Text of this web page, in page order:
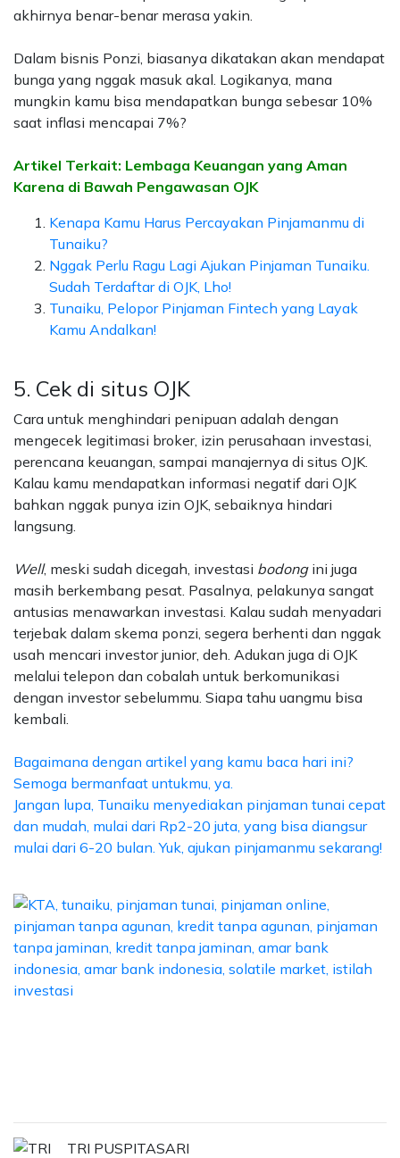
akhirnya benar-benar merasa yakin.
Dalam bisnis Ponzi, biasanya dikatakan akan mendapat
bunga yang nggak masuk akal. Logikanya, mana
mungkin kamu bisa mendapatkan bunga sebesar 10%
saat inflasi mencapai 7%?
Artikel Terkait: Lembaga Keuangan yang Aman
Karena di Bawah Pengawasan OJK
Kenapa Kamu Harus Percayakan Pinjamanmu di
Tunaiku?
Nggak Perlu Ragu Lagi Ajukan Pinjaman Tunaiku.
Sudah Terdaftar di OJK, Lho!
Tunaiku, Pelopor Pinjaman Fintech yang Layak
Kamu Andalkan!
5. Cek di situs OJK
Cara untuk menghindari penipuan adalah dengan
mengecek legitimasi broker, izin perusahaan investasi,
perencana keuangan, sampai manajernya di situs OJK.
Kalau kamu mendapatkan informasi negatif dari OJK
bahkan nggak punya izin OJK, sebaiknya hindari
langsung.
Well, meski sudah dicegah, investasi bodongini juga
masih berkembang pesat. Pasalnya, pelakunya sangat
antusias menawarkan investasi. Kalau sudah menyadari
terjebak dalam skema ponzi, segera berhenti dan nggak
usah mencari investor junior, deh. Adukan juga di OJK
melalui telepon dan cobalah untuk berkomunikasi
dengan investor sebelummu. Siapa tahu uangmu bisa
kembali.
Bagaimana dengan artikel yang kamu baca hari ini?
Semoga bermanfaat untukmu, ya.
Jangan lupa, Tunaiku menyediakan pinjaman tunai cepat
dan mudah, mulai dari Rp2-20 juta, yang bisa diangsur
mulai dari 6-20 bulan. Yuk, ajukan pinjamanmu sekarang!
TRI PUSPITASARI